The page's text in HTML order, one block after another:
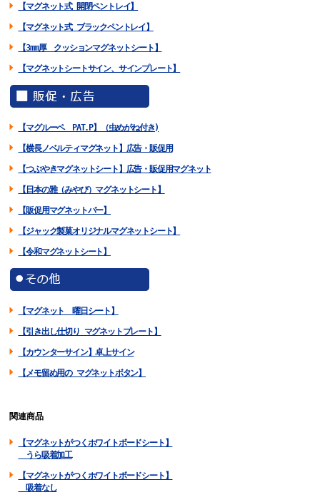
【マグネット式 開閉ペントレイ】
【マグネット式 ブラックペントレイ】
【3mm厚 クッションマグネットシート】
【マグネットシートサイン、サインプレート】
【マグルーペ PAT.P】（虫めがね付き)
【横長ノベルティマグネット】広告・販促用
【つぶやきマグネットシート】広告・販促用マグネット
【日本の雅（みやび）マグネットシート】
【販促用マグネットバー】
【ジャック製菓オリジナルマグネットシート】
【令和マグネットシート】
【マグネット 曜日シート】
【引き出し仕切り マグネットプレート】
【カウンターサイン】卓上サイン
【メモ留め用の マグネットボタン】
関連商品
【マグネットがつくホワイトボードシート】
うら吸着加工
【マグネットがつくホワイトボードシート】
吸着なし